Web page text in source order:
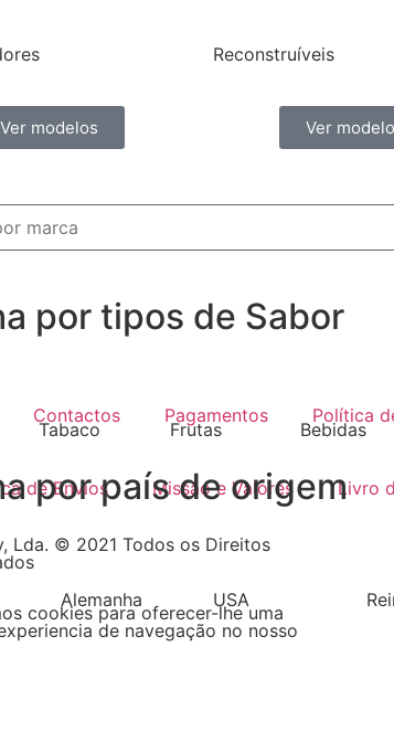
Ver modelos
Reconstruíveis
Ver
por tipos de Sabor
Tabaco Frutas Bebidas
por país de origem
Alemanha USA
Contactos Pagamentos Política
de Envíos Missão e Valores Livro
Lda. © 2021 Todos os Direitos
cookies para oferecer-lhe uma
de navegação no nosso